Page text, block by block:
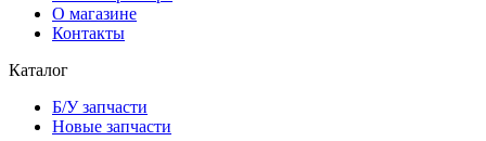
О магазине
Контакты
Каталог
Б/У запчасти
Новые запчасти